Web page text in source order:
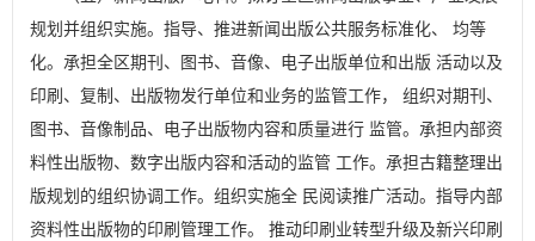
规划并组织实施。指导、推进新闻出版公共服务标准化、 均等
化。承担全区期刊、图书、音像、电子出版单位和出版 活动以及
印刷、复制、出版物发行单位和业务的监管工作， 组织对期刊、
图书、音像制品、电子出版物内容和质量进行 监管。承担内部资
料性出版物、数字出版内容和活动的监管 工作。承担古籍整理出
版规划的组织协调工作。组织实施全 民阅读推广活动。指导内部
资料性出版物的印刷管理工作。 推动印刷业转型升级及新兴印刷